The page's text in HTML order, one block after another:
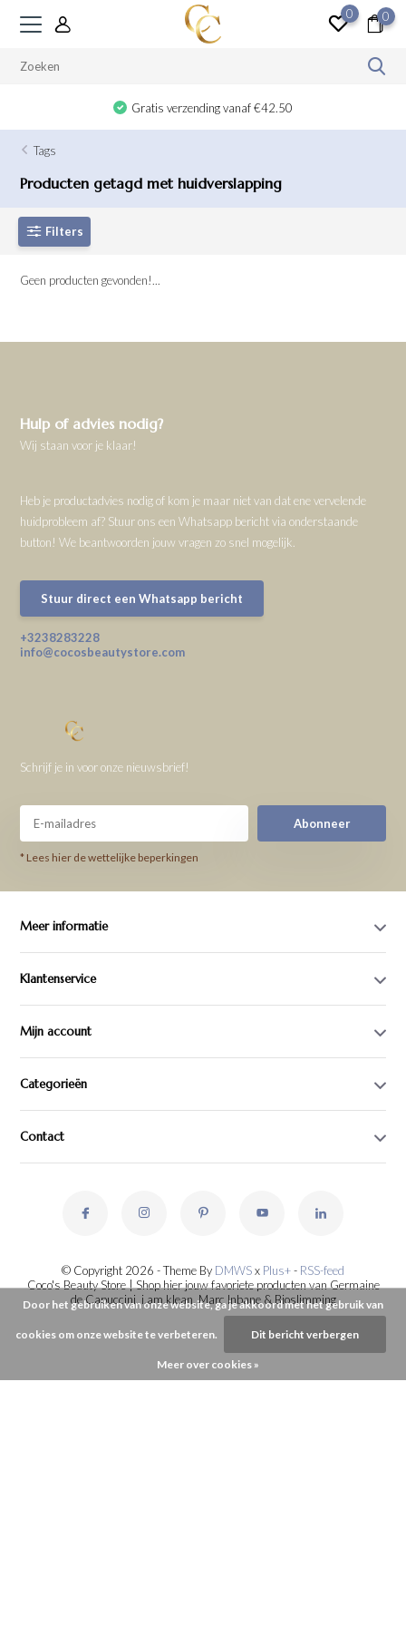
0 0
Gratis verzending vanaf €42.50
Tags
Producten getagd met huidverslapping
Filters
Geen producten gevonden!...
Hulp of advies nodig?
Wij staan voor je klaar!
Heb je productadvies nodig of kom je maar niet van dat ene vervelende
huidprobleem af? Stuur ons een Whatsapp bericht via onderstaande
button! We beantwoorden jouw vragen zo snel mogelijk.
Stuur direct een Whatsapp bericht
+3238283228
info@cocosbeautystore.com
Schrijf je in voor onze nieuwsbrief!
Abonneer
* Lees hier de wettelijke beperkingen
Meer informatie
Klantenservice
Mijn account
Categorieën
Contact
© Copyright 2026 - Theme By DMWSx Plus+- RSS-feed
Coco's Beauty Store | Shop hier jouw favoriete producten van Germaine
de Capuccini, i.am.klean, Marc Inbane & Bioslimming
Door het gebruiken van onze website, ga je akkoord met het gebruik van
cookies om onze website te verbeteren. Dit bericht verbergen
Meer over cookies »